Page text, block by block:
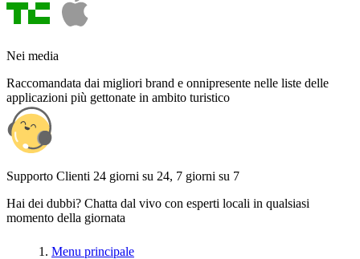
Nei media
Raccomandata dai migliori brand e onnipresente nelle liste delle
applicazioni più gettonate in ambito turistico
Supporto Clienti 24 giorni su 24, 7 giorni su 7
Hai dei dubbi? Chatta dal vivo con esperti locali in qualsiasi
momento della giornata
Menu principale